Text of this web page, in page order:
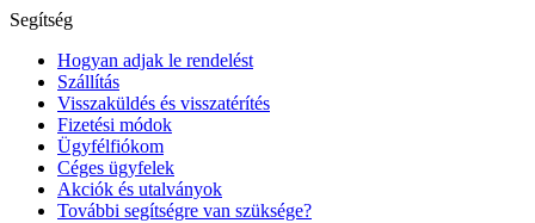
Segítség
Hogyan adjak le rendelést
Szállítás
Visszaküldés és visszatérítés
Fizetési módok
Ügyfélfiókom
Céges ügyfelek
Akciók és utalványok
További segítségre van szüksége?